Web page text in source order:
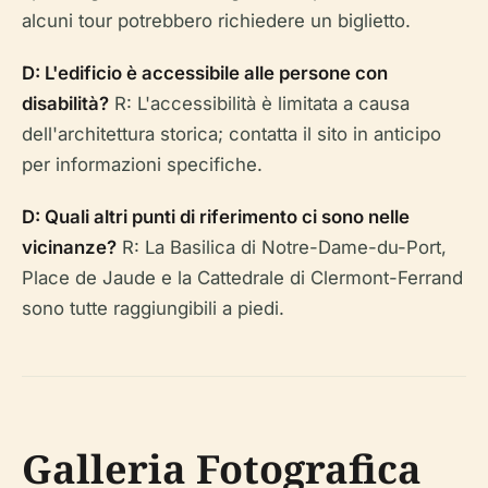
alcuni tour potrebbero richiedere un biglietto.
D: L'edificio è accessibile alle persone con
disabilità? R: L'accessibilità è limitata a causa
dell'architettura storica; contatta il sito in anticipo
per informazioni specifiche.
D: Quali altri punti di riferimento ci sono nelle
vicinanze? R: La Basilica di Notre-Dame-du-Port,
Place de Jaude e la Cattedrale di Clermont-Ferrand
sono tutte raggiungibili a piedi.
Galleria Fotografica